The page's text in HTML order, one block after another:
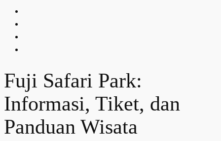
Fuji Safari Park:
Informasi, Tiket, dan
Panduan Wisata